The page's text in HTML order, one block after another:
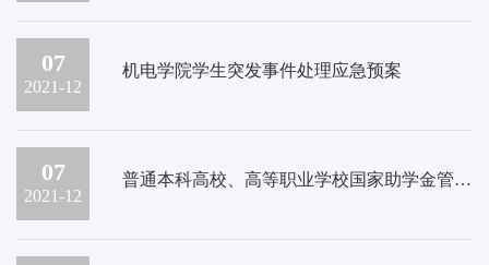
07
2021-12
机电学院学生突发事件处理应急预案
07
2021-12
普通本科高校、高等职业学校国家助学金管理暂行办法